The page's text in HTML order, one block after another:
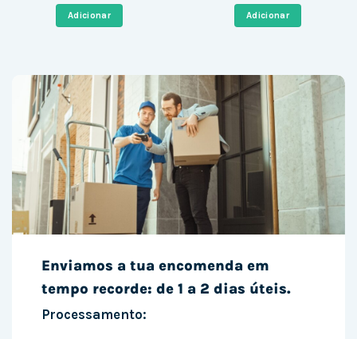
599,00 €.
Adicionar
135,40 €.
Adicionar
Enviamos a tua encomenda em
tempo recorde: de 1 a 2 dias úteis.
Processamento: